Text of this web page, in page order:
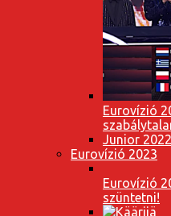
Eurovízió
Junior 2022
Eurovízió 2023
Eurovízió
szüntetni!